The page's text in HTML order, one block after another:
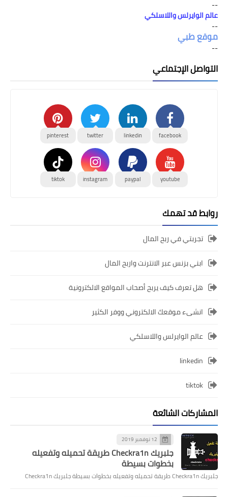
--
عالم الوايرلس واللاسلكي
--
موقع طبي
--
التواصل الإجتماعي
facebook
linkedin
twitter
pinterest
youtube
paypal
instagram
tiktok
روابط قد تهمك
تجربتي في ربح المال
ابني بزنس عبر الانترنت واربح المال
هل تعرف كيف يربح أصحاب المواقع الالكترونية
انشىء موقعك الالكتروني ووفر الكثير
عالم الوايرلس واللاسلكي
linkedin
tiktok
المشاركات الشائعة
12 نوفمبر 2019
جلبريك Checkra1n طريقة تحميله وتفعيله
بخطوات بسيطة
جلبريك Checkra1n طريقة تحميله وتفعيله بخطوات بسيطة جلبريك Checkra1n